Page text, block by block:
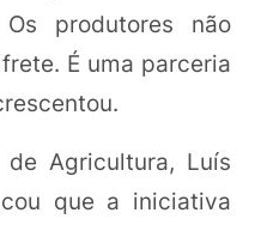
produtores não
É uma parceria
Agricultura, Luís
que a iniciativa